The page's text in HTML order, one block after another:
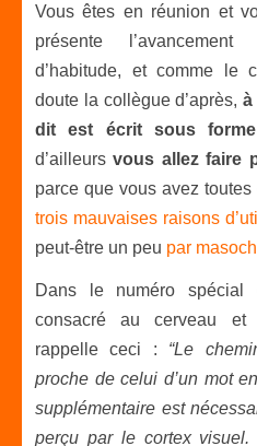
Vous êtes en réunion et
présente
d’habitude, et comme le
doute la collègue d’après,à
dit est écrit sous
d’ailleursvous allez faire
parce que vous avez
trois mauvaises raisons
peut-être un peu par
Dans le numéro spécial
consacré au cerveau et
rappelle ceci : “Le
proche de celui d’un mot
supplémentaire est
perçu par le cortex visuel.